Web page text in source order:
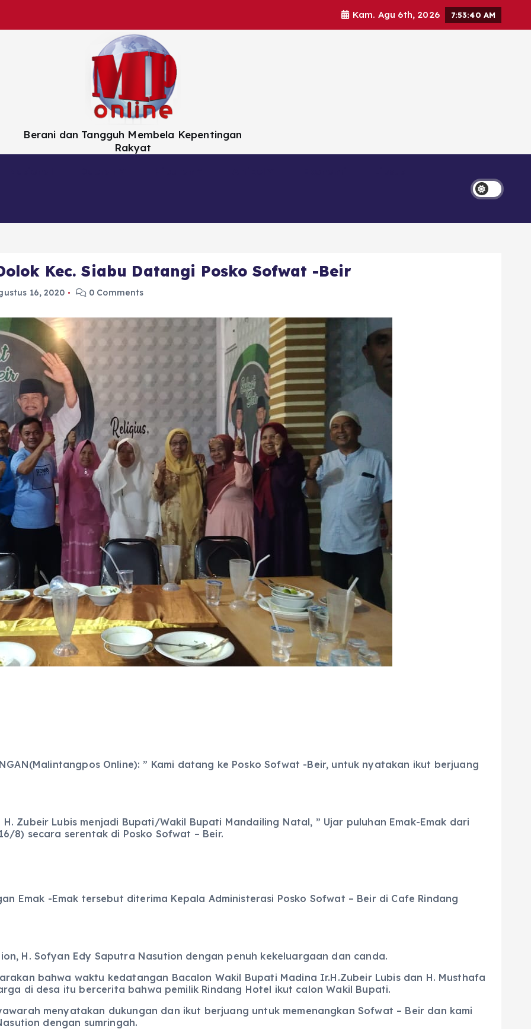
Kam. Agu 6th, 2026 7:53:41 AM
Berani dan Tangguh Membela Kepentingan
Rakyat
Kec. Siabu Datangi Posko Sofwat -Beir
16, 2020 0 Comments
Online): ” Kami datang ke Posko Sofwat -Beir, untuk nyatakan ikut berjuang
Zubeir Lubis menjadi Bupati/Wakil Bupati Mandailing Natal, ” Ujar puluhan Emak-Emak dari
8) secara serentak di Posko Sofwat – Beir.
Emak -Emak tersebut diterima Kepala Administerasi Posko Sofwat – Beir di Cafe Rindang
H. Sofyan Edy Saputra Nasution dengan penuh kekeluargaan dan canda.
bahwa waktu kedatangan Bacalon Wakil Bupati Madina Ir.H.Zubeir Lubis dan H. Musthafa
di desa itu bercerita bahwa pemilik Rindang Hotel ikut calon Wakil Bupati.
menyatakan dukungan dan ikut berjuang untuk memenangkan Sofwat – Beir dan kami
dengan sumringah.